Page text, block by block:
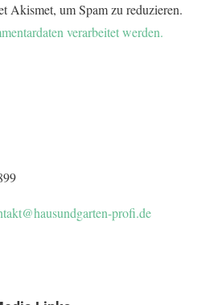
Akismet, um Spam zu reduzieren.
verarbeitet werden.
profi.de